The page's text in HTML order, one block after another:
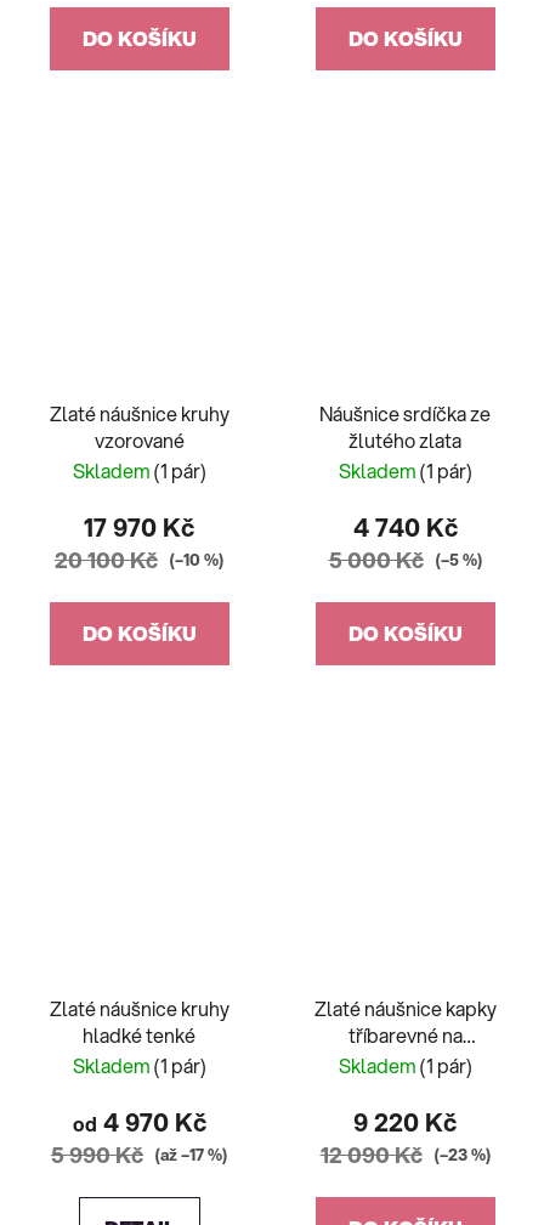
DO KOŠÍKU DO KOŠÍKU
Zlaté náušnice kruhy
vzorované
Skladem(1 pár)
17 970 Kč
20 100 Kč (–10 %)
DO KOŠÍKU
Náušnice srdíčka ze
žlutého zlata
Skladem(1 pár)
4 740 Kč
5 000 Kč (–5 %)
DO KOŠÍKU
Zlaté náušnice kruhy
hladké tenké
Skladem(1 pár)
od 4 970 Kč
5 990 Kč (až –17 %)
Zlaté náušnice kapky
tříbarevné na
franfouzský patent
Skladem(1 pár)
9 220 Kč
12 090 Kč (–23 %)